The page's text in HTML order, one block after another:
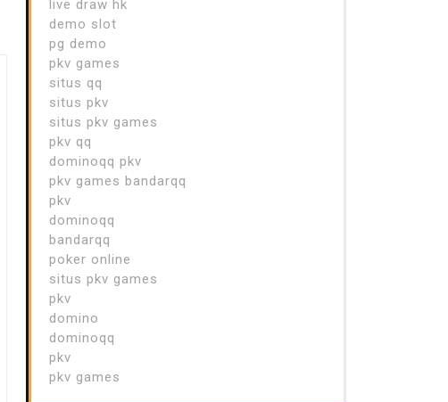
live draw hk
demo slot
pg demo
pkv games
situs qq
situs pkv
situs pkv games
pkv qq
dominoqq pkv
pkv games bandarqq
pkv
dominoqq
bandarqq
poker online
situs pkv games
pkv
domino
dominoqq
pkv
pkv games